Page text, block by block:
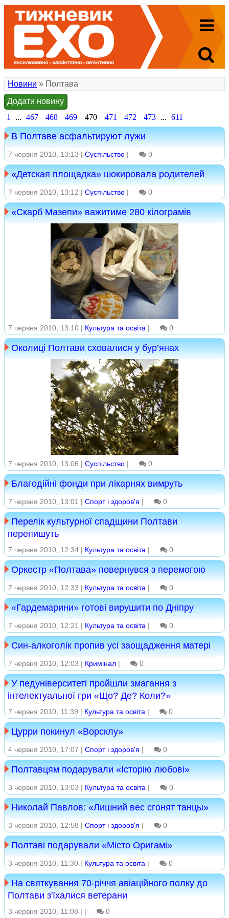
Новини » Полтава
Додати новину
1
... 467 468 469 470 471 472 473 ... 611
В Полтаве асфальтируют лужи
7 червня 2010, 13:13 | Суспільство | 0
«Детская площадка» шокировала родителей
7 червня 2010, 13:12 | Суспільство | 0
«Скарб Мазепи» важитиме 280 кілограмів
7 червня 2010, 13:10 | Культура та освіта | 0
Околиці Полтави сховалися у бур’янах
7 червня 2010, 13:06 | Суспільство | 0
Благодійні фонди при лікарнях вимруть
7 червня 2010, 13:01 | Спорт і здоров'я | 0
Перелік культурної спадщини Полтави
перепишуть
7 червня 2010, 12:34 | Культура та освіта | 0
Оркестр «Полтава» повернувся з перемогою
7 червня 2010, 12:33 | Культура та освіта | 0
«Гардемарини» готові вирушити по Дніпру
7 червня 2010, 12:21 | Культура та освіта | 0
Син-алкоголік пропив усі заощадження матері
7 червня 2010, 12:03 | Кримінал | 0
У педуніверситеті пройшли змагання з
інтелектуальної гри «Що? Де? Коли?»
7 червня 2010, 11:39 | Культура та освіта | 0
Цурри покинул «Ворсклу»
4 червня 2010, 17:07 | Спорт і здоров'я | 0
Полтавцям подарували «Історію любові»
3 червня 2010, 13:03 | Культура та освіта | 0
Николай Павлов: «Лишний вес сгонят танцы»
3 червня 2010, 12:58 | Спорт і здоров'я | 0
Полтаві подарували «Місто Оригамі»
3 червня 2010, 11:30 | Культура та освіта | 0
На святкування 70-річчя авіаційного полку до
Полтави з'їхалися ветерани
3 червня 2010, 11:08 | | 0